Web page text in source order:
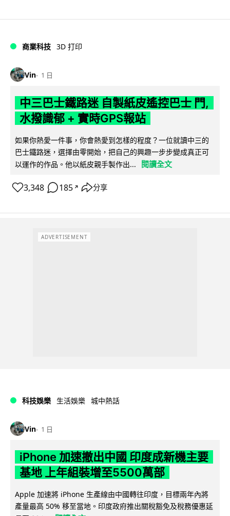
商業科技 3D 打印
Vin 1 日
中三巴士鐵路迷 自製紙皮遙控巴士 門,
水撥識郁 + 實時GPS報站
如果你熱愛一件事，你會熱愛到怎樣的程度？一位就讀中三的
巴士鐵路迷，選擇由零開始，把自己的興趣一步步變成真正可
以運作的作品。他以紙皮親手製作出...
閱讀全文
3,348 185 ↗ 分享
ADVERTISEMENT
科技娛樂 生活娛樂 城中熱話
Vin 1 日
iPhone 加速撤出中國 印度成新機主要
基地 上年組裝增至5500萬部
Apple 加速將 iPhone 生產線由中國轉往印度，目標兩年內將
產量最高 50% 移至當地。印度政府推出關稅豁免及稅務優惠延